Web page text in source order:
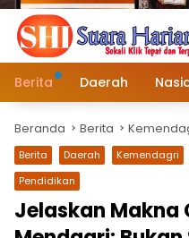
Berita Daerah
Beranda Berita
Berita Daerah Kemendagri
Pendidikan
Jelaskan Makna